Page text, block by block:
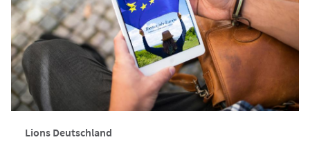
Lions Deutschland